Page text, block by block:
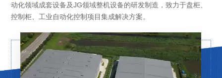
动化领域成套设备及JG领域整机设备的研发制造，致力于盘柜、
控制柜、工业自动化控制项目集成解决方案。